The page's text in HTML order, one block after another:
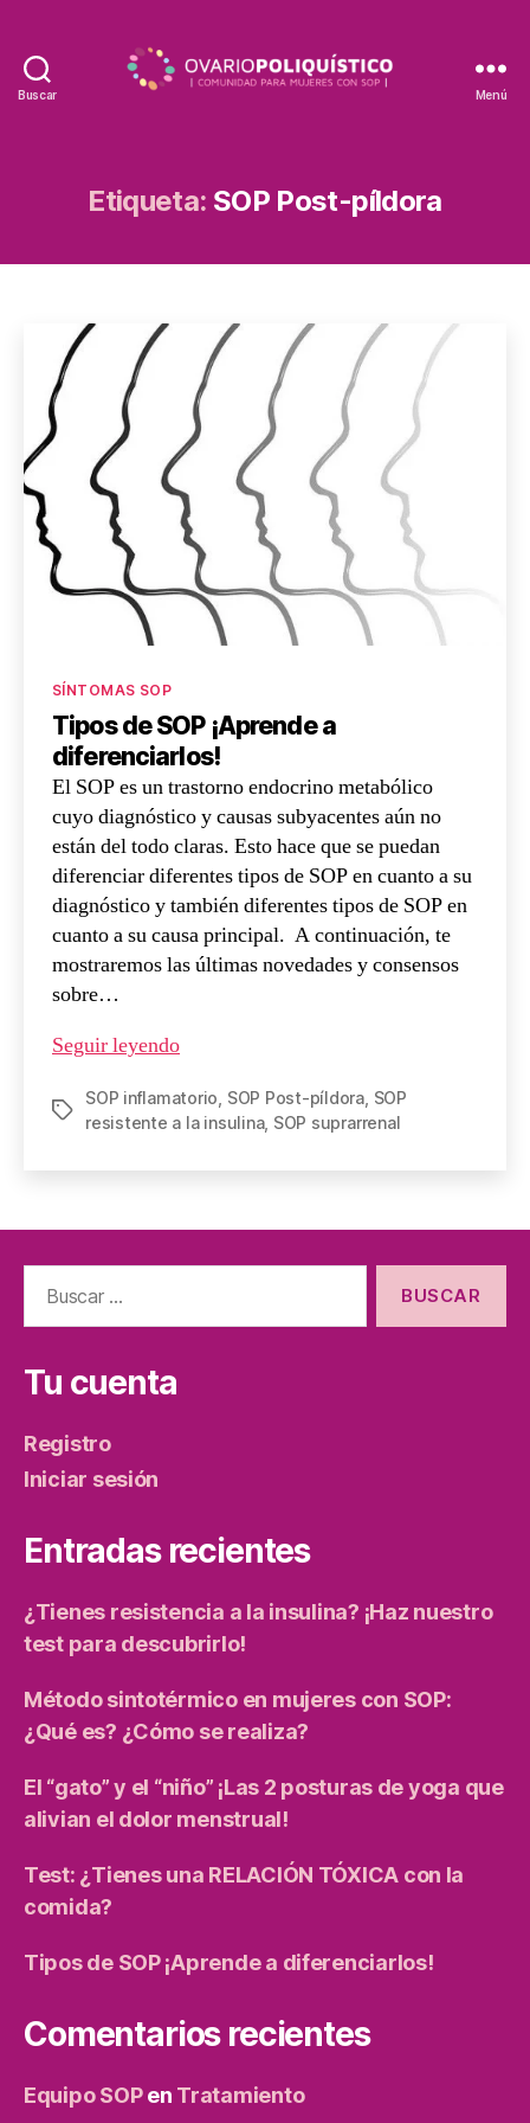
Buscar Menú
Etiqueta: SOP Post-píldora
SÍNTOMAS SOP
Tipos de SOP ¡Aprende a
diferenciarlos!
El SOP es un trastorno endocrino metabólico
cuyo diagnóstico y causas subyacentes aún no
están del todo claras. Esto hace que se puedan
diferenciar diferentes tipos de SOP en cuanto a su
diagnóstico y también diferentes tipos de SOP en
cuanto a su causa principal. A continuación, te
mostraremos las últimas novedades y consensos
sobre…
Seguir leyendo
SOP inflamatorio SOP Post-píldora SOP
resistente a la insulina, SOP suprarrenal
Tu cuenta
Registro
Iniciar sesión
Entradas recientes
¿Tienes resistencia a la insulina? ¡Haz nuestro
test para descubrirlo!
Método sintotérmico en mujeres con SOP:
¿Qué es? ¿Cómo se realiza?
El “gato” y el “niño” ¡Las 2 posturas de yoga que
alivian el dolor menstrual!
Test: ¿Tienes una RELACIÓN TÓXICA con la
comida?
Tipos de SOP ¡Aprende a diferenciarlos!
Comentarios recientes
Equipo SOPen Tratamiento